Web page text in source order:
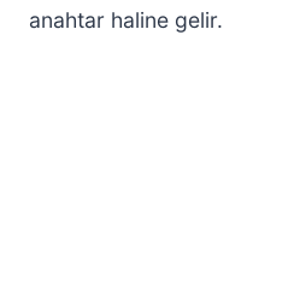
anahtar haline gelir.